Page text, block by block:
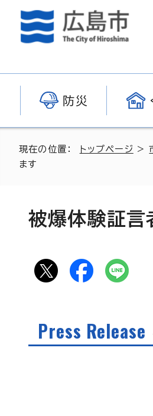
防災
現在の位置： トップページ >
ます
被爆体験証言
Press Release